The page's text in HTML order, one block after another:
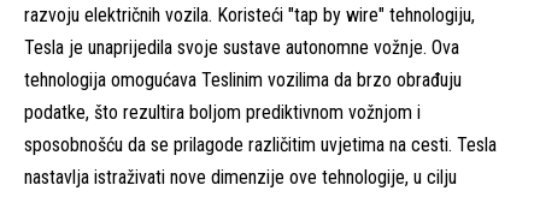
razvoju električnih vozila. Koristeći "tap by wire" tehnologiju,
Tesla je unaprijedila svoje sustave autonomne vožnje. Ova
tehnologija omogućava Teslinim vozilima da brzo obrađuju
podatke, što rezultira boljom prediktivnom vožnjom i
sposobnošću da se prilagode različitim uvjetima na cesti. Tesla
nastavlja istraživati nove dimenzije ove tehnologije, u cilju